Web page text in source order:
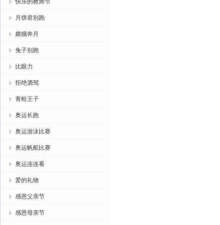
快乐的教师节
月饼君别跑
嫦娥奔月
兔子别跑
比眼力
拒绝酒驾
青蛙王子
奥运长跑
奥运游泳比赛
奥运帆船比赛
奥运连连看
爱的礼物
感恩父亲节
感恩母亲节